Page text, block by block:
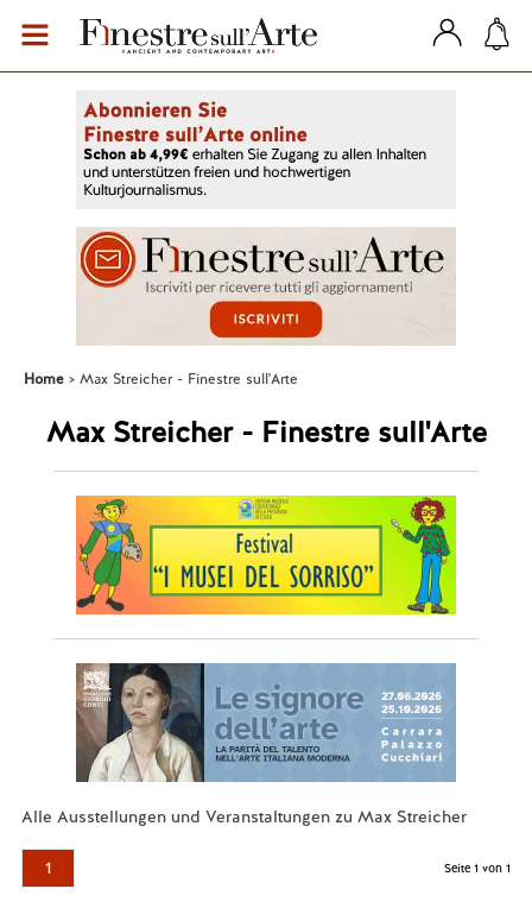
Home Max Streicher - Finestre sull'Arte
Max Streicher - Finestre sull'Arte
Alle Ausstellungen und Veranstaltungen zu Max Streicher
1 Seite 1 von 1